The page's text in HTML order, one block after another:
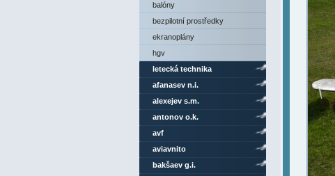
technika
balóny
bezpilotní prostředky
ekranoplány
hgv
letecká technika
afanasev n.i.
alexejev s.m.
antonov o.k.
avf
aviavnito
bakšaev g.i.